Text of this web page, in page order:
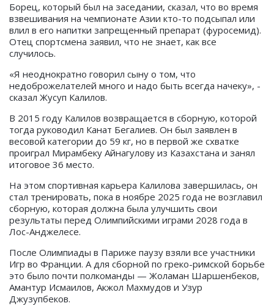
Борец, который был на заседании, сказал, что во время
взвешивания на чемпионате Азии кто-то подсыпал или
влил в его напитки запрещенный препарат (фуросемид).
Отец спортсмена заявил, что не знает, как все
случилось.
«Я неоднократно говорил сыну о том, что
недоброжелателей много и надо быть всегда начеку», -
сказал Жусуп Калилов.
В 2015 году Калилов возвращается в сборную, которой
тогда руководил Канат Бегалиев. Он был заявлен в
весовой категории до 59 кг, но в первой же схватке
проиграл Мирамбеку Айнагулову из Казахстана и занял
итоговое 36 место.
На этом спортивная карьера Калилова завершилась, он
стал тренировать, пока в ноябре 2025 года не возглавил
сборную, которая должна была улучшить свои
результаты перед Олимпийскими играми 2028 года в
Лос-Анджелесе.
После Олимпиады в Париже паузу взяли все участники
Игр во Франции. А для сборной по греко-римской борьбе
это было почти полкоманды — Жоламан Шаршенбеков,
Амантур Исмаилов, Акжол Махмудов и Узур
Джузупбеков.